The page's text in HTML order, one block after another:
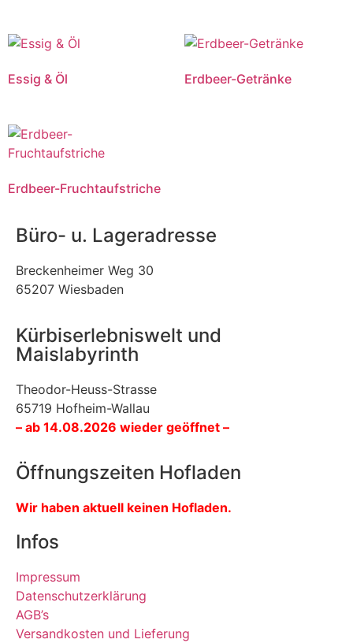
Essig & Öl Erdbeer-Getränke
Erdbeer-Fruchtaufstriche
Büro- u. Lageradresse
Breckenheimer Weg 30
65207 Wiesbaden
Kürbiserlebniswelt und
Maislabyrinth
Theodor-Heuss-Strasse
65719 Hofheim-Wallau
– ab 14.08.2026 wieder geöffnet –
Öffnungszeiten Hofladen
Wir haben aktuell keinen Hofladen.
Infos
Impressum
Datenschutzerklärung
AGB’s
Versandkosten und Lieferung